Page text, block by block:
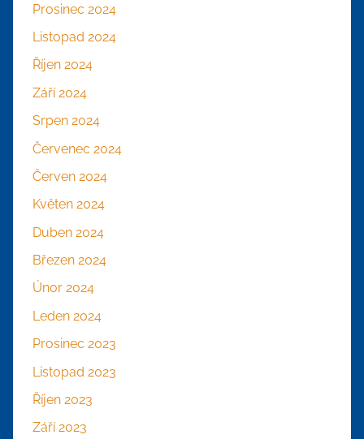
Prosinec 2024
Listopad 2024
Říjen 2024
Září 2024
Srpen 2024
Červenec 2024
Červen 2024
Květen 2024
Duben 2024
Březen 2024
Únor 2024
Leden 2024
Prosinec 2023
Listopad 2023
Říjen 2023
Září 2023